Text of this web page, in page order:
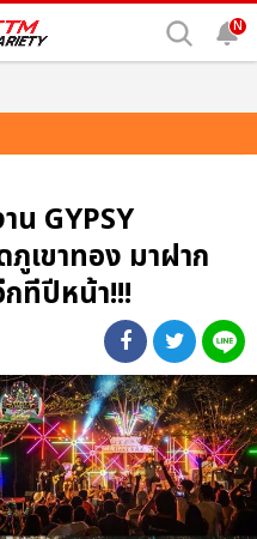
N
น GYPSY
เขาทอง มาฝาก
ทีปีหน้า!!!